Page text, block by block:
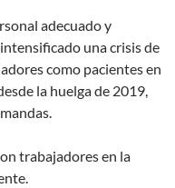
adecuado y
una crisis de
como pacientes en
la huelga de 2019,
trabajadores en la